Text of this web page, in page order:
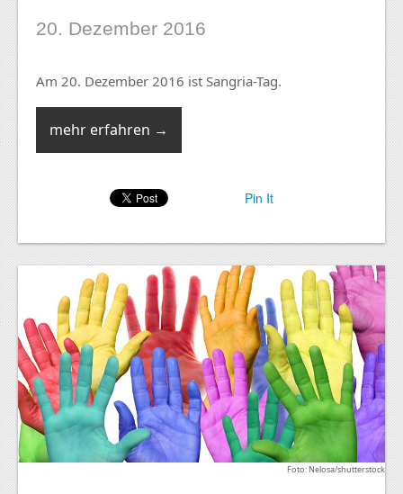
20. Dezember 2016
Am 20. Dezember 2016 ist Sangria-Tag.
mehr erfahren →
Pin It
Foto: Nelosa/shutterstock